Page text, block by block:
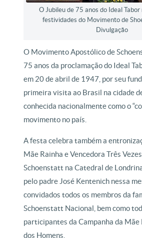
O Jubileu de 75 anos do Ideal
festividades do Movimento de
Divulgação
O Movimento Apostólico de
75 anos da proclamação do Ideal
em 20 de abril de 1947, por seu
primeira visita ao Brasil na cidade
conhecida nacionalmente como o
movimento no país.
A festa celebra também a
Mãe Rainha e Vencedora Três
Schoenstatt na Catedral de
pelo padre José Kentenich nessa
convidados todos os membros da
Schoenstatt Nacional, bem como
participantes da Campanha da Mãe
dos Homens.